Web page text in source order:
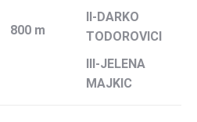
800 m
II-DARKO
TODOROVICI
III-JELENA
MAJKIC